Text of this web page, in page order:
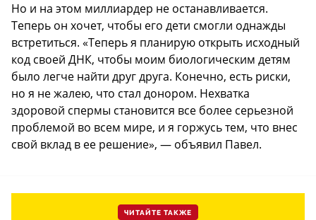
Но и на этом миллиардер не останавливается.
Теперь он хочет, чтобы его дети смогли однажды
встретиться. «Теперь я планирую открыть исходный
код своей ДНК, чтобы моим биологическим детям
было легче найти друг друга. Конечно, есть риски,
но я не жалею, что стал донором. Нехватка
здоровой спермы становится все более серьезной
проблемой во всем мире, и я горжусь тем, что внес
свой вклад в ее решение», — объявил Павел.
ЧИТАЙТЕ ТАКЖЕ